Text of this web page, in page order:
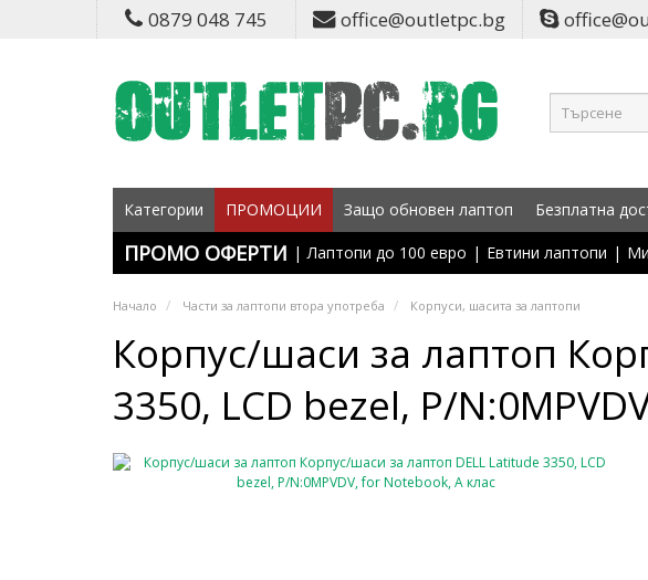
0879 048 745 office@outletpc.bg
Категории ПРОМОЦИИ Защо обновен лаптоп Безплатна
ПРОМО ОФЕРТИ | Лаптопи до 100 евро | Евтини лаптопи |
Начало Части за лаптопи втора употреба Корпуси, шасита за лаптопи
Корпус/шаси за лаптоп
3350, LCD bezel, P/